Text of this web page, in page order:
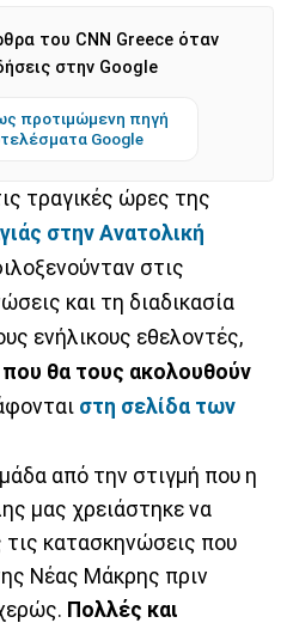
του CNN Greece όταν
στην Google
προτιμώμενη πηγή
Google
τραγικές ώρες της
στην Ανατολική
στις
και τη διαδικασία
ενήλικους εθελοντές,
που θα τους ακολουθούν
στη σελίδα των
από την στιγμή που η
μας χρειάστηκε να
τις κατασκηνώσεις που
Νέας Μάκρης πριν
Πολλές και